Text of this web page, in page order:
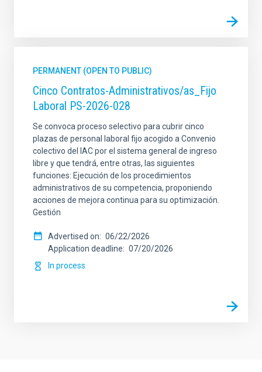
PERMANENT (OPEN TO PUBLIC)
Cinco Contratos-Administrativos/as_Fijo
Laboral PS-2026-028
Se convoca proceso selectivo para cubrir cinco
plazas de personal laboral fijo acogido a Convenio
colectivo del IAC por el sistema general de ingreso
libre y que tendrá, entre otras, las siguientes
funciones: Ejecución de los procedimientos
administrativos de su competencia, proponiendo
acciones de mejora continua para su optimización.
Gestión
Advertised on
06/22/2026
Application deadline
07/20/2026
In process